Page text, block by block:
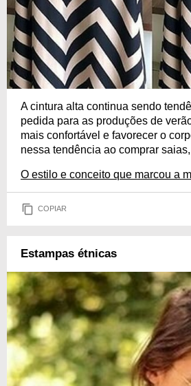
A cintura alta continua sendo
pedida para as produções de
mais confortável e favorecer o
nessa tendência ao comprar
O estilo e conceito que marcou a
COPIAR
Estampas étnicas